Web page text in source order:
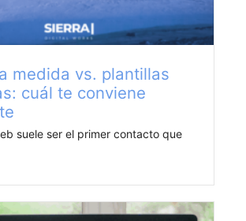
medida vs. plantillas
cuál te conviene
suele ser el primer contacto que